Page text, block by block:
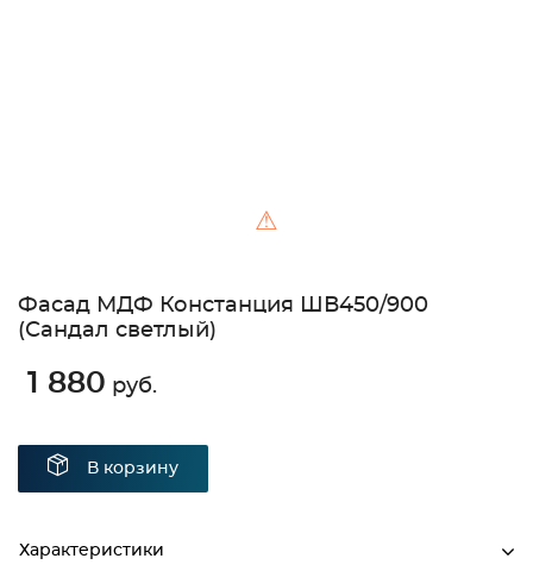
⚠
Фасад МДФ Констанция ШВ450/900
(Сандал светлый)
1 880 руб.
В корзину
Характеристики